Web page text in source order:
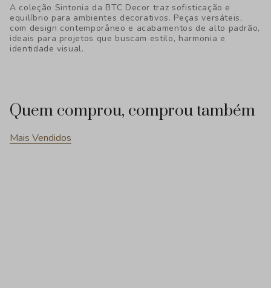
A coleção Sintonia da BTC Decor traz sofisticação e
equilíbrio para ambientes decorativos. Peças versáteis,
com design contemporâneo e acabamentos de alto padrão,
ideais para projetos que buscam estilo, harmonia e
identidade visual.
Quem comprou, comprou também
Mais Vendidos